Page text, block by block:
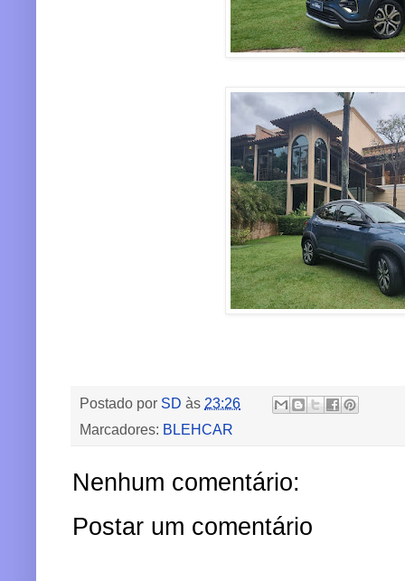
Postado por SD às 23:26
Marcadores: BLEHCAR
Nenhum comentário:
Postar um comentário